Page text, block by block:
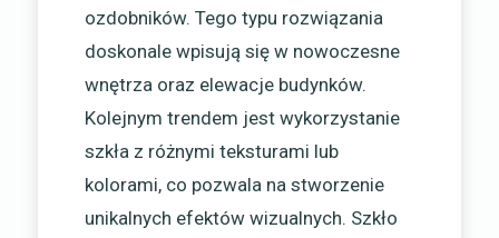
ozdobników. Tego typu rozwiązania
doskonale wpisują się w nowoczesne
wnętrza oraz elewacje budynków.
Kolejnym trendem jest wykorzystanie
szkła z różnymi teksturami lub
kolorami, co pozwala na stworzenie
unikalnych efektów wizualnych. Szkło